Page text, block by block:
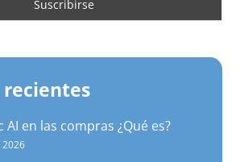
AI en las compras ¿Qué es?
de compras: desarrollo